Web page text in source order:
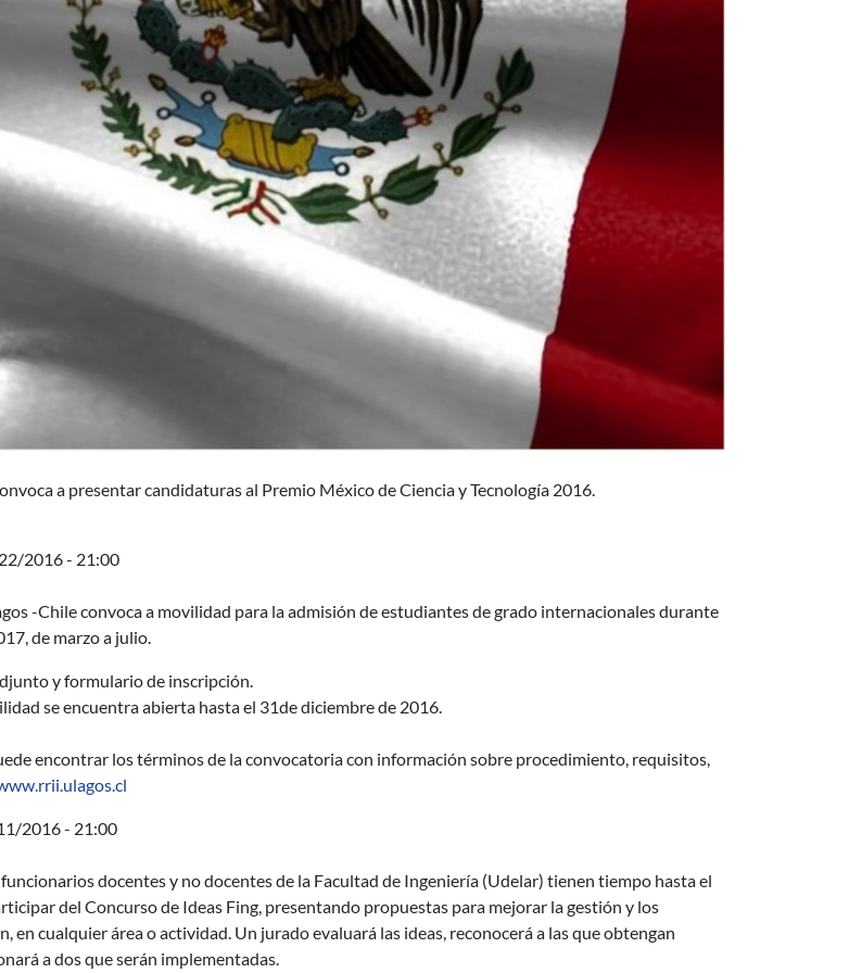
de Ciencia y Tecnología 2016
a presentar candidaturas al Premio México de Ciencia y Tecnología 2016.
in Virtual Wireless Networks: A Survey
2016 - 21:00
de grado 2017 Universidad de los Lagos - Chile
-Chile convoca a movilidad para la admisión de estudiantes de grado internacionales durante
de marzo a julio.
y formulario de inscripción.
se encuentra abierta hasta el 31de diciembre de 2016.
encontrar los términos de la convocatoria con información sobre procedimiento, requisitos,
2016 - 21:00
Ideas Fing
docentes y no docentes de la Facultad de Ingeniería (Udelar) tienen tiempo hasta el
del Concurso de Ideas Fing, presentando propuestas para mejorar la gestión y los
en cualquier área o actividad. Un jurado evaluará las ideas, reconocerá a las que obtengan
a dos que serán implementadas.